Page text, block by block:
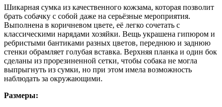
Шикарная сумка из качественного кожзама, которая позволит
брать собачку с собой даже на серьёзные мероприятия.
Выполнена в коричневом цвете, её легко сочетать с
классическими нарядами хозяйки. Вещь украшена гипюром и
ребристыми бантиками разных цветов, переднюю и заднюю
стенки обрамляет голубая вставка. Верхняя планка и один бок
сделаны из прорезиненной сетки, чтобы собака не могла
выпрыгнуть из сумки, но при этом имела возможность
наблюдать за окружающими.
Размеры: